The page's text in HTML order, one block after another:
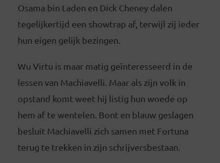
Osama bin Laden en Dick Cheney dalen
tegelijkertijd een showtrap af, terwijl zij ieder
hun eigen gelijk bezingen.
Wu Virtu is maar matig geïnteresseerd in de
lessen van Machiavelli. Maar als zijn volk in
opstand komt weet hij listig hun woede op
hem af te wentelen. Bont en blauw geslagen
besluit Machiavelli zich samen met Fortuna
terug te trekken in zijn schrijversbestaan.